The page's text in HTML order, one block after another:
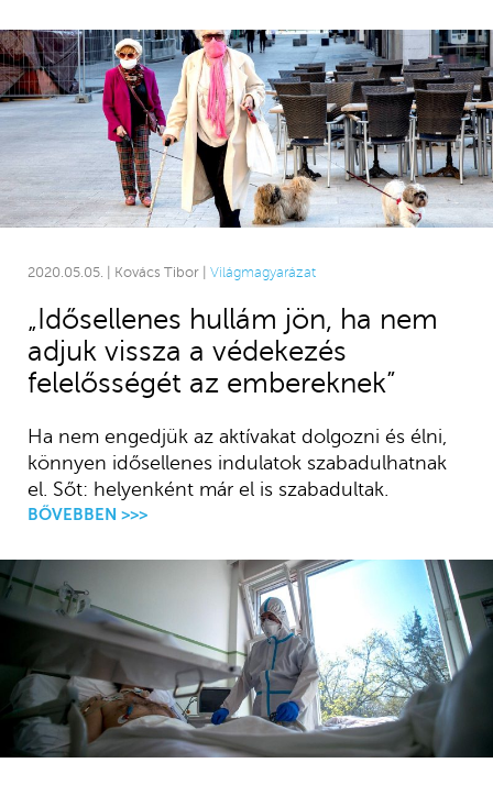
2020.05.05. | Kovács Tibor | Világmagyarázat
„Idősellenes hullám jön, ha nem
adjuk vissza a védekezés
felelősségét az embereknek”
Ha nem engedjük az aktívakat dolgozni és élni,
könnyen idősellenes indulatok szabadulhatnak
el. Sőt: helyenként már el is szabadultak.
BŐVEBBEN >>>